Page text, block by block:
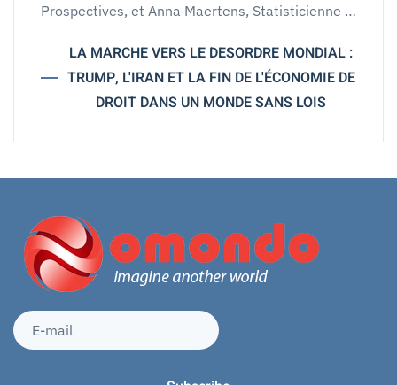
Prospectives, et Anna Maertens, Statisticienne …
LA MARCHE VERS LE DESORDRE MONDIAL :
TRUMP, L'IRAN ET LA FIN DE L'ÉCONOMIE DE
DROIT DANS UN MONDE SANS LOIS